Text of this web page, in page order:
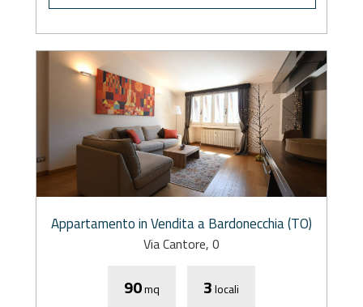
Appartamento in Vendita a Bardonecchia (TO)
Via Cantore, 0
90mq 3locali